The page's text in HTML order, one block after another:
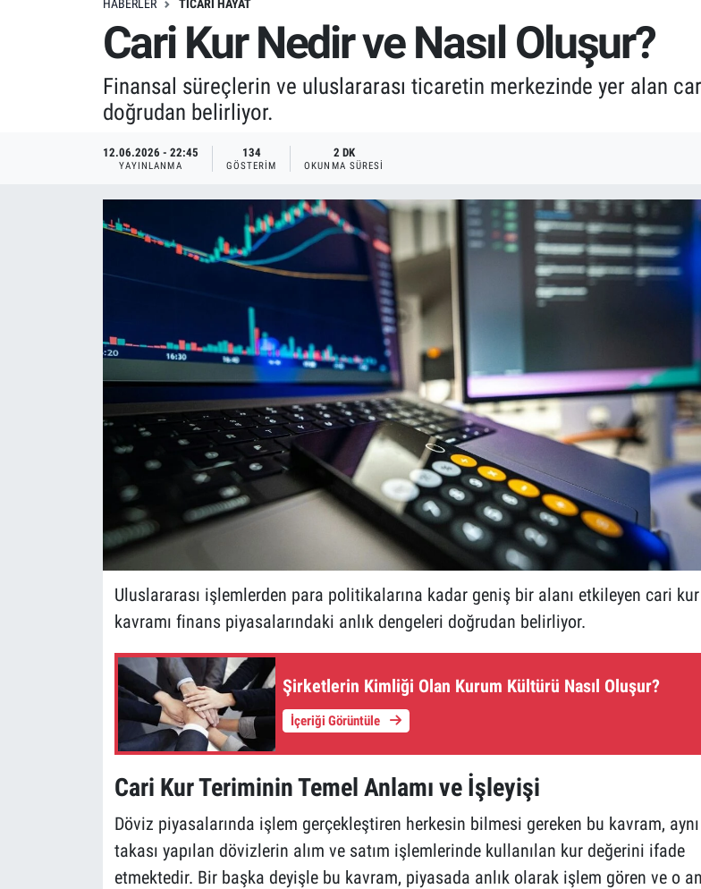
HABERLER TICARI HAYAT
Cari Kur Nedir ve Nasıl Oluşur?
Finansal süreçlerin ve uluslararası ticaretin merkezinde yer alan
doğrudan belirliyor.
12.06.2026 - 22:45
YAYINLANMA
134
GÖSTERIM
2 DK
OKUNMA SÜRESI
Uluslararası işlemlerden para politikalarına kadar geniş bir alanı etkileyen cari kur
kavramı finans piyasalarındaki anlık dengeleri doğrudan belirliyor.
Şirketlerin Kimliği Olan Kurum Kültürü Nasıl Oluşur?
İçeriği Görüntüle
Cari Kur Teriminin Temel Anlamı ve İşleyişi
Döviz piyasalarında işlem gerçekleştiren herkesin bilmesi gereken bu kavram,
takası yapılan dövizlerin alım ve satım işlemlerinde kullanılan kur değerini ifade
etmektedir. Bir başka deyişle bu kavram, piyasada anlık olarak işlem gören ve o